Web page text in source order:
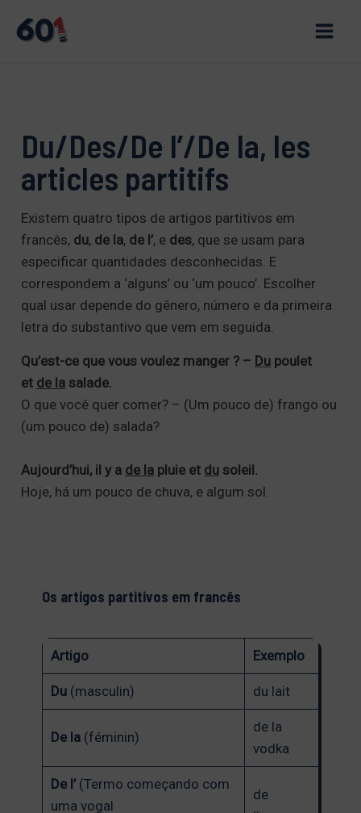
Du/Des/De l’/De la, les
articles partitifs
Existem quatro tipos de artigos partitivos em
francês, du, de la, de l’, e des, que se usam para
especificar quantidades desconhecidas. E
correspondem a ‘alguns’ ou ‘um pouco’. Escolher
qual usar depende do gênero, número e da primeira
letra do substantivo que vem em seguida.
Qu’est-ce que vous voulez manger ? – Du poulet
et de la salade.
O que você quer comer? – (Um pouco de) frango ou
(um pouco de) salada?
Aujourd’hui, il y a de la pluie et du soleil.
Hoje, há um pouco de chuva, e algum sol.
Os artigos partitivos em francês
Artigo Exemplo
Du(masculin) du lait
De la (féminin)
de la
vodka
De l’(Termo começando com
uma vogal
de